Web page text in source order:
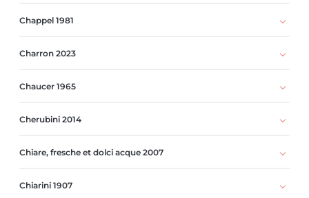
Chappel 1981
Charron 2023
Chaucer 1965
Cherubini 2014
Chiare, fresche et dolci acque 2007
Chiarini 1907